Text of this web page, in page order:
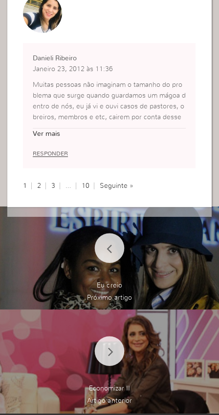
Danieli Ribeiro
Janeiro 23, 2012 às 11:36
Muitas pessoas não imaginam o tamanho do pro
blema que surge quando guardamos um mágoa d
entro de nós, eu já vi e ouvi casos de pastores, o
breiros, membros e etc, cairem por conta desse
Ver mais
RESPONDER
1 2 3 … 10 Seguinte »
Eu creio
Economizar II